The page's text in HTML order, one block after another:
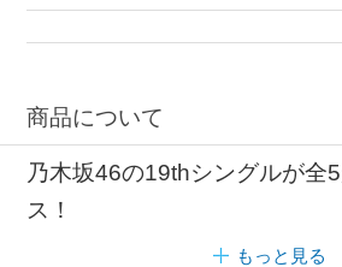
商品について
乃木坂46の19thシングルが全
ス！
もっと見る